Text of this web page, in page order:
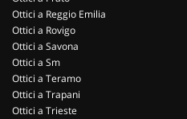
Ottici a Reggio Emilia
Ottici a Rovigo
Ottici a Savona
Ottici a Sm
Ottici a Teramo
Ottici a Trapani
Ottici a Trieste